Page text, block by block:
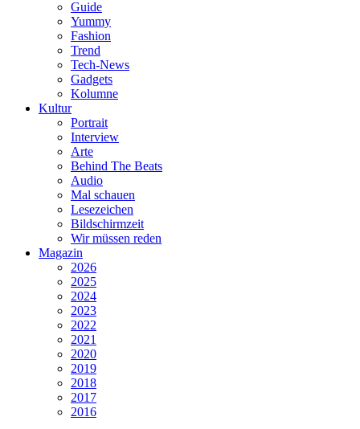
Guide
Yummy
Fashion
Trend
Tech-News
Gadgets
Kolumne
Kultur
Portrait
Interview
Arte
Behind The Beats
Audio
Mal schauen
Lesezeichen
Bildschirmzeit
Wir müssen reden
Magazin
2026
2025
2024
2023
2022
2021
2020
2019
2018
2017
2016